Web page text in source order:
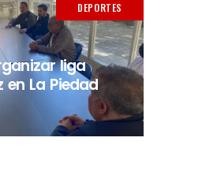
DEPORTES
liga
en La Piedad